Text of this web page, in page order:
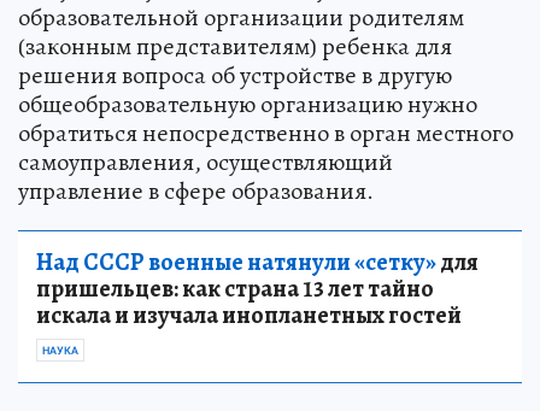
образовательной организации родителям
(законным представителям) ребенка для
решения вопроса об устройстве в другую
общеобразовательную организацию нужно
обратиться непосредственно в орган местного
самоуправления, осуществляющий
управление в сфере образования.
Над СССР военные натянули «сетку»для
пришельцев: как страна 13 лет тайно
искала и изучала инопланетных гостей
НАУКА